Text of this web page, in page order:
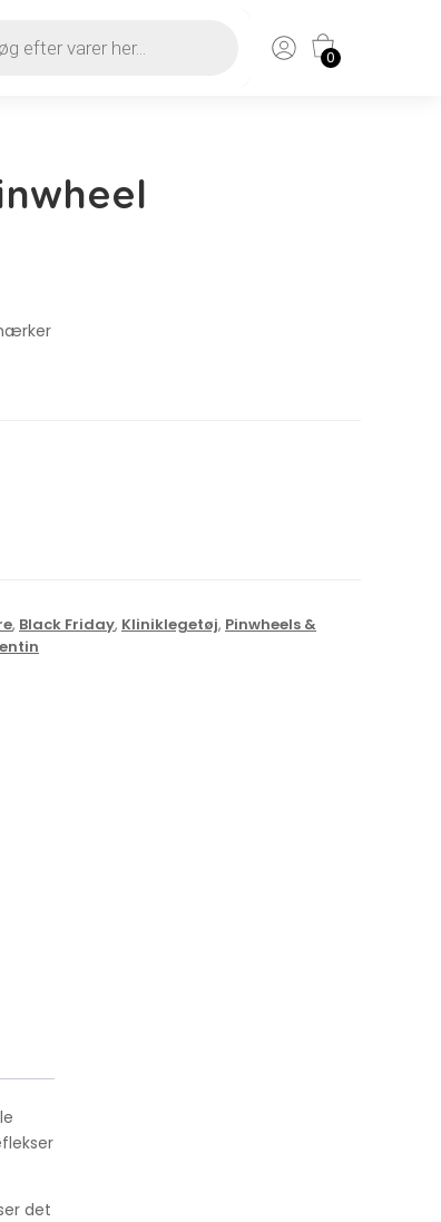
0
, Black Friday, Kliniklegetøj, Pinwheels &
det